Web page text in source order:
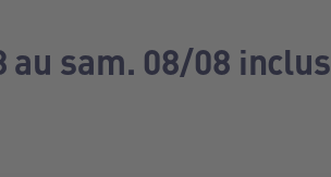
au sam. 08/08 inclus